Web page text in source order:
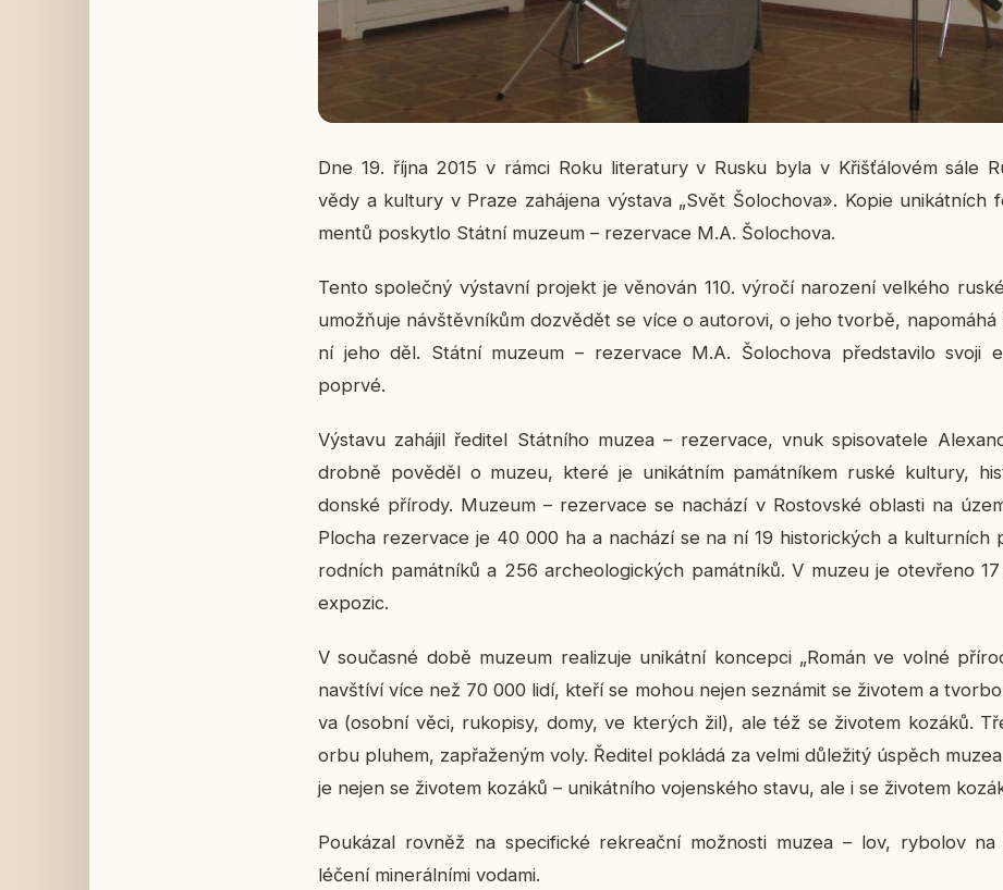
Dne 19. října 2015 v rámci Roku li­te­ra­tu­ry v Rusku byla v Křiš­ťá­lo­vém sále
vědy a kul­tu­ry v Praze za­há­je­na vý­sta­va „Svět Šo­lo­cho­va». Kopie
men­tů po­skyt­lo Státní muzeum – re­zer­va­ce M.A. Šo­lo­cho­va.
Tento spo­leč­ný vý­stav­ní pro­jekt je vě­no­ván 110. výročí na­ro­ze­ní vel­ké­ho
umož­ňu­je ná­vštěv­ní­kům do­zvě­dět se více o au­to­ro­vi, o jeho tvorbě,
ní jeho děl. Státní muzeum – re­zer­va­ce M.A. Šo­lo­cho­va před­sta­vi­lo svoji
poprvé.
Vý­sta­vu za­há­jil ře­di­tel Stát­ní­ho muzea – re­zer­va­ce, vnuk spi­so­va­te­le
drob­ně po­vě­děl o muzeu, které je uni­kát­ním pa­mát­ní­kem ruské kul­tu­ry,
donské pří­ro­dy. Muzeum – re­zer­va­ce se na­chá­zí v Ros­tov­ské ob­las­ti na
Plocha re­zer­va­ce je 40 000 ha a na­chá­zí se na ní 19 his­to­ric­kých a
rod­ních pa­mát­ní­ků a 256 ar­che­o­lo­gic­kých pa­mát­ní­ků. V muzeu je ote­vře­no
ex­po­zic.
V sou­čas­né době muzeum re­a­li­zu­je uni­kát­ní kon­cep­ci „Román ve volné
na­vští­ví více než 70 000 lidí, kteří se mohou nejen se­zná­mit se ži­vo­tem a
va (osobní věci, ru­ko­pi­sy, domy, ve kte­rých žil), ale též se ži­vo­tem kozáků.
orbu pluhem, za­přa­že­ným voly. Ře­di­tel po­klá­dá za velmi dů­le­ži­tý úspěch
je nejen se ži­vo­tem kozáků – uni­kát­ní­ho vo­jen­ské­ho stavu, ale i se ži­vo­tem
Po­u­ká­zal rovněž na spe­ci­fic­ké re­kre­ač­ní mož­nos­ti muzea – lov, ry­bo­lov na
léčení mi­ne­rál­ní­mi vodami.